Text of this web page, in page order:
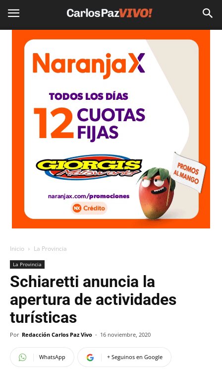
Inicio La Provincia
La Provincia
Schiaretti anuncia la
apertura de actividades
turísticas
Por Redacción Carlos Paz Vivo - 16 noviembre, 2020
WhatsApp + Seguinos en Google